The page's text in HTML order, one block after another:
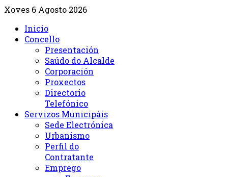
Xoves 6 Agosto 2026
Inicio
Concello
Presentación
Saúdo do Alcalde
Corporación
Proxectos
Directorio
Telefónico
Servizos Municipáis
Sede Electrónica
Urbanismo
Perfil do
Contratante
Emprego